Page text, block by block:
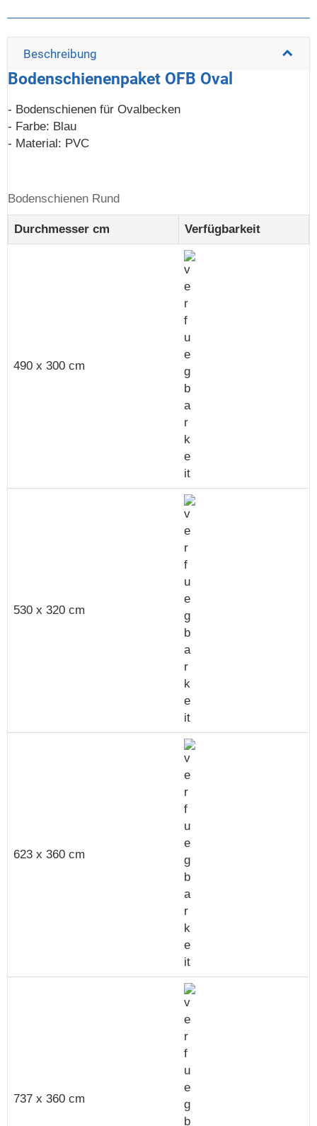
Beschreibung
Bodenschienenpaket OFB Oval
- Bodenschienen für Ovalbecken
- Farbe: Blau
- Material: PVC
Bodenschienen Rund
Durchmesser cm Verfügbarkeit
490 x 300 cm
530 x 320 cm
623 x 360 cm
737 x 360 cm